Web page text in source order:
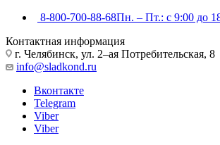
8-800-700-88-68Пн. – Пт.: с 9:00 до
Контактная информация
г. Челябинск, ул. 2–ая Потребительская, 8
info@sladkond.ru
Вконтакте
Telegram
Viber
Viber